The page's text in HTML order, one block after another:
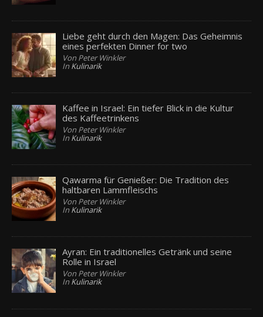
Liebe geht durch den Magen: Das Geheimnis
eines perfekten Dinner for two
Von Peter Winkler
In Kulinarik
Kaffee in Israel: Ein tiefer Blick in die Kultur
des Kaffeetrinkens
Von Peter Winkler
In Kulinarik
Qawarma für Genießer: Die Tradition des
haltbaren Lammfleischs
Von Peter Winkler
In Kulinarik
Ayran: Ein traditionelles Getränk und seine
Rolle in Israel
Von Peter Winkler
In Kulinarik